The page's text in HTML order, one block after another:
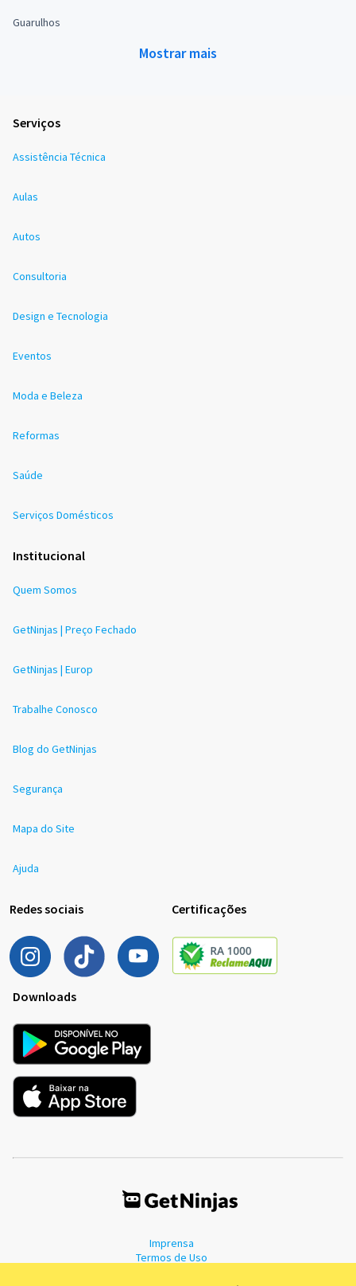
Guarulhos
Mostrar mais
Serviços
Assistência Técnica
Aulas
Autos
Consultoria
Design e Tecnologia
Eventos
Moda e Beleza
Reformas
Saúde
Serviços Domésticos
Institucional
Quem Somos
GetNinjas | Preço Fechado
GetNinjas | Europ
Trabalhe Conosco
Blog do GetNinjas
Segurança
Mapa do Site
Ajuda
Redes sociais Certificações
Downloads
Imprensa
Termos de Uso